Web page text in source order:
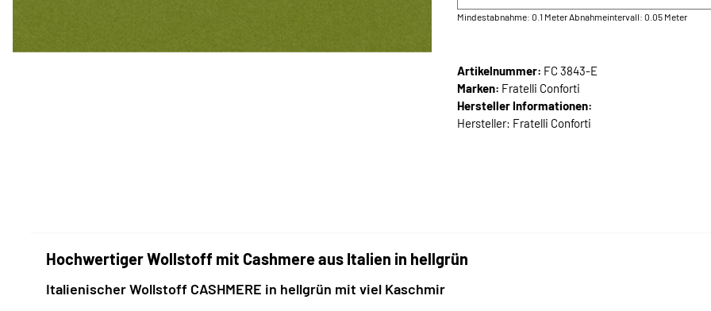
Mindestabnahme: 0.1 MeterAbnahmeintervall: 0.05 Meter
Artikelnummer: FC 3843-E
Marken: Fratelli Conforti
Hersteller Informationen:
Hersteller: Fratelli Conforti
Hochwertiger Wollstoff mit Cashmere aus Italien in hellgrün
Italienischer Wollstoff CASHMERE in hellgrün mit viel Kaschmir